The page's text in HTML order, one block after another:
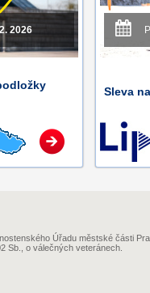
2026
Sleva
Úřadu městské části
Sb., o válečných veteránech.